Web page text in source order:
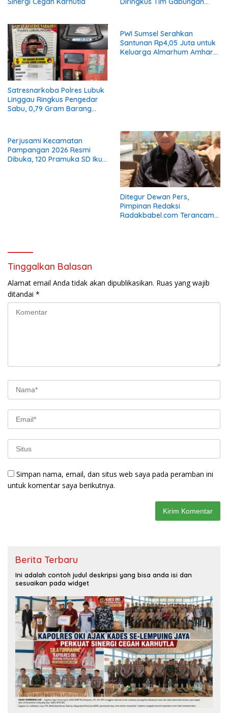
Satresnarkoba Polres Lubuk
Linggau Ringkus Pengedar
Sabu, 0,79 Gram Barang
PWI Sumsel Serahkan
Santunan Rp4,05 Juta untuk
Keluarga Almarhum Amhar
Perjusami Kecamatan
Pampangan 2026 Resmi
Dibuka, 120 Pramuka SD Ikuti
Ditegur Dewan Pers,
Pimpinan Redaksi
Radakbabel.com Terancam
Tinggalkan Balasan
Alamat email Anda tidak akan dipublikasikan. Ruas yang wajib
ditandai *
Simpan nama, email, dan situs web saya pada peramban ini
untuk komentar saya berikutnya.
Berita Terbaru
Ini adalah contoh judul deskripsi yang bisa anda isi dan
sesuaikan pada widget